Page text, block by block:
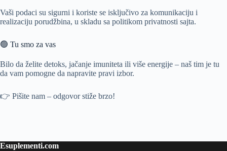
Vaši podaci su sigurni i koriste se isključivo za komunikaciju i
realizaciju porudžbina, u skladu sa politikom privatnosti sajta.
🟢 Tu smo za vas
Bilo da želite detoks, jačanje imuniteta ili više energije – naš tim je tu
da vam pomogne da napravite pravi izbor.
👉 Pišite nam – odgovor stiže brzo!
Esuplementi.com